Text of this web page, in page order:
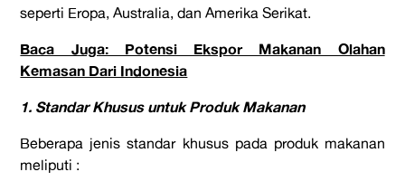
seperti Eropa, Australia, dan Amerika Serikat.
Baca Juga: Potensi Ekspor Makanan Olahan
Kemasan Dari Indonesia
1. Standar Khusus untuk Produk Makanan
Beberapa jenis standar khusus pada produk makanan
meliputi :